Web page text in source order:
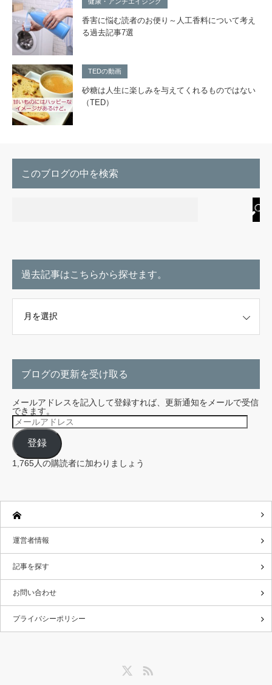
香害に悩む読者のお便り～人工香料について考え
る過去記事7選
TEDの動画
砂糖は人生に楽しみを与えてくれるものではない
（TED）
このブログの中を検索
過去記事はこちらから探せます。
ブログの更新を受け取る
メールアドレスを記入して登録すれば、更新通知をメールで受信
できます。
メ
ー
ル
ア
ド
レ
ス
登録
1,765人の購読者に加わりましょう
運営者情報
記事を探す
お問い合わせ
プライバシーポリシー